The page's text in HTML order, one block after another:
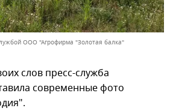
ООО "Агрофирма "Золотая балка"
слов пресс-служба
современные фото